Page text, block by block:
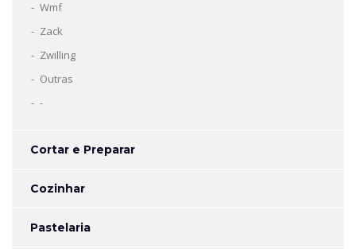
Wmf
Zack
Zwilling
Outras
-
Cortar e Preparar
Cozinhar
Pastelaria